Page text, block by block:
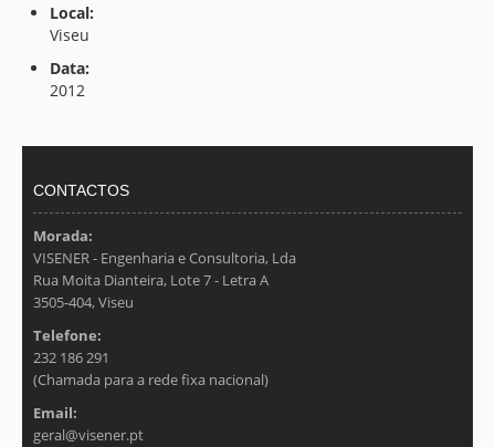
Local:
Viseu
Data:
2012
CONTACTOS
Morada:
VISENER - Engenharia e Consultoria, Lda
Rua Moita Dianteira, Lote 7 - Letra A
3505-404, Viseu
Telefone:
232 186 291
(Chamada para a rede fixa nacional)
Email:
geral@visener.pt